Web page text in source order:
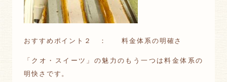
おすすめポイント２ ： 料金体系の明確さ
「クオ・スイーツ」の魅力のもう一つは料金体系の
明快さです。